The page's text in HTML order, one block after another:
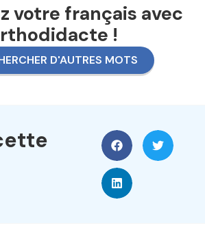
votre français avec
!
D'AUTRES MOTS